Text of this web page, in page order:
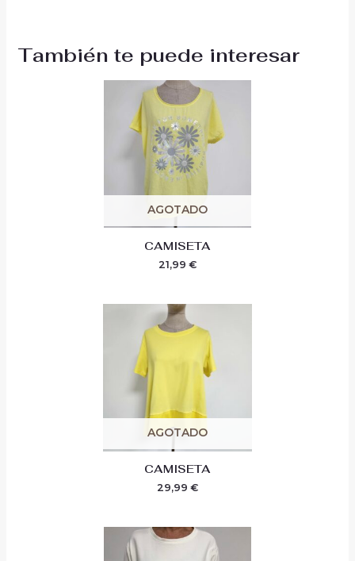
También te puede interesar
AGOTADO
CAMISETA
21,99 €
AGOTADO
CAMISETA
29,99 €